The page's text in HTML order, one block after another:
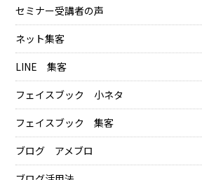
セミナー受講者の声
ネット集客
LINE 集客
フェイスブック 小ネタ
フェイスブック 集客
ブログ アメブロ